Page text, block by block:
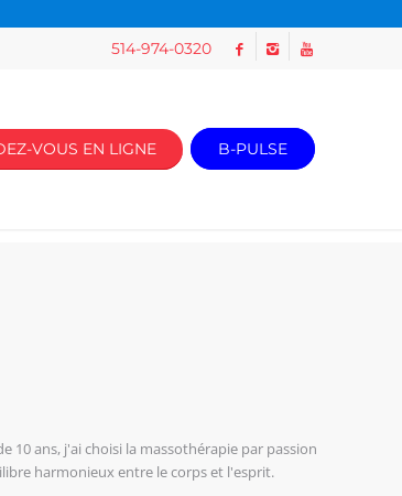
514-974-0320
VOUS EN LIGNE B-PULSE
10 ans, j'ai choisi la massothérapie par passion
harmonieux entre le corps et l'esprit.